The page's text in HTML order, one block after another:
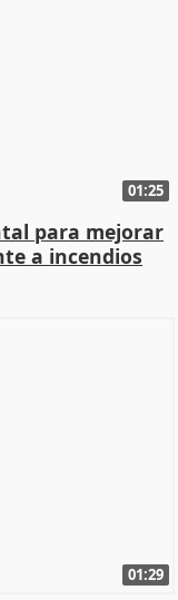
01:25
para mejorar
a incendios
01:29